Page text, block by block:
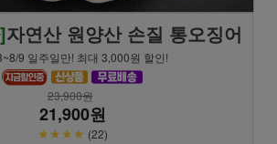
자연산 원양산 손질 통오징어
9 일주일만! 최대 3,000원 할인!
23,900원
21,900원
★★★★ (22)